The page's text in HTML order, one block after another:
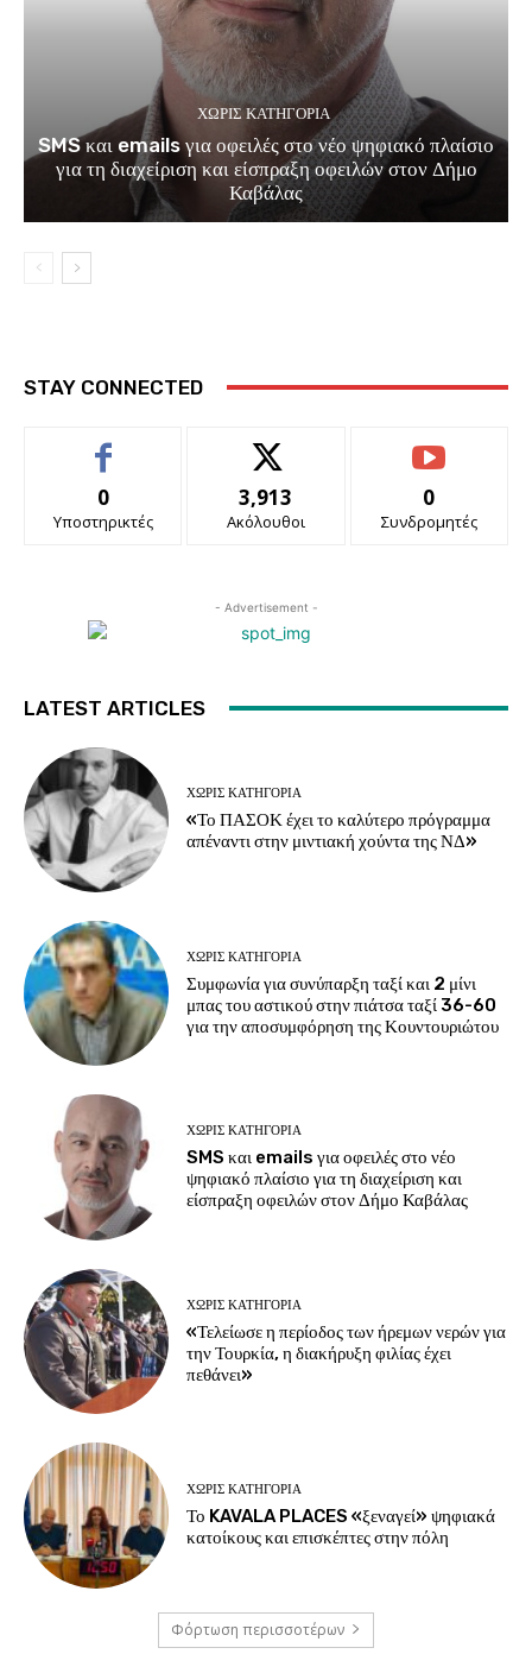
ΧΩΡΊΣ ΚΑΤΗΓΟΡΊΑ
SMS και emails για οφειλές στο νέο ψηφιακό πλαίσιο
για τη διαχείριση και είσπραξη οφειλών στον Δήμο
Καβάλας
STAY CONNECTED
0
Υποστηρικτές
3,913
Ακόλουθοι
0
Συνδρομητές
- Advertisement -
LATEST ARTICLES
ΧΩΡΊΣ ΚΑΤΗΓΟΡΊΑ
«Το ΠΑΣΟΚ έχει το καλύτερο πρόγραμμα
απέναντι στην μιντιακή χούντα της ΝΔ»
ΧΩΡΊΣ ΚΑΤΗΓΟΡΊΑ
Συμφωνία για συνύπαρξη ταξί και 2 μίνι
μπας του αστικού στην πιάτσα ταξί 36-60
για την αποσυμφόρηση της Κουντουριώτου
ΧΩΡΊΣ ΚΑΤΗΓΟΡΊΑ
SMS και emails για οφειλές στο νέο
ψηφιακό πλαίσιο για τη διαχείριση και
είσπραξη οφειλών στον Δήμο Καβάλας
ΧΩΡΊΣ ΚΑΤΗΓΟΡΊΑ
«Τελείωσε η περίοδος των ήρεμων νερών για
την Τουρκία, η διακήρυξη φιλίας έχει
πεθάνει»
ΧΩΡΊΣ ΚΑΤΗΓΟΡΊΑ
Το KAVALA PLACES «ξεναγεί» ψηφιακά
κατοίκους και επισκέπτες στην πόλη
Φόρτωση περισσοτέρων